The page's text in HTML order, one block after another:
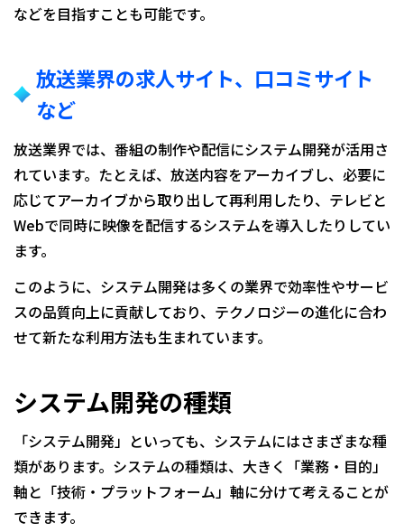
などを目指すことも可能です。
放送業界の求人サイト、口コミサイト
など
放送業界では、番組の制作や配信にシステム開発が活用さ
れています。たとえば、放送内容をアーカイブし、必要に
応じてアーカイブから取り出して再利用したり、テレビと
Webで同時に映像を配信するシステムを導入したりしてい
ます。
このように、システム開発は多くの業界で効率性やサービ
スの品質向上に貢献しており、テクノロジーの進化に合わ
せて新たな利用方法も生まれています。
システム開発の種類
「システム開発」といっても、システムにはさまざまな種
類があります。システムの種類は、大きく「業務・目的」
軸と「技術・プラットフォーム」軸に分けて考えることが
できます。